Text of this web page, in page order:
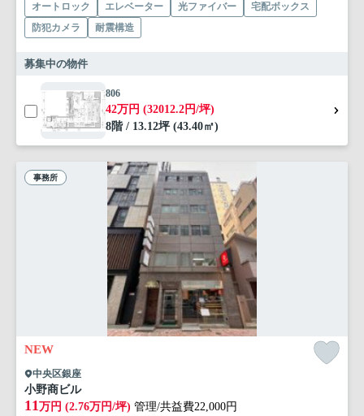
オートロック エレベーター 光ファイバー
宅配ボックス
防犯カメラ
耐震構造
募集中の物件
806
42万円 (32012.2円/坪)
8階 / 13.12坪 (43.40㎡)
事務所
NEW
中央区銀座
小野商ビル
11万円 (2.76万円/坪) 管理/共益費22,000円